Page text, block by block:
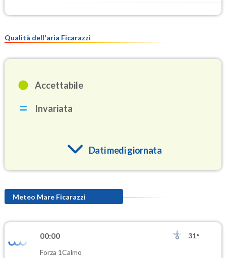
Qualità dell'aria Ficarazzi
Accettabile
Invariata
Dati medi giornata
(Ozono) 83.1
(Diossido di azoto)
Meteo Mare Ficarazzi
00:00
31°
Forza 1Calmo